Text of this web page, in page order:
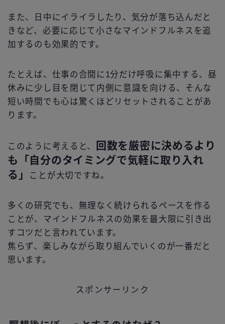
また、日中にイライラしたり、気分が落ち込んだと
きなど、必要に応じて小さなマインドフルネスを追
加するのも効果的です。
たとえば、仕事の合間に1分だけ呼吸に集中する、昼
休みに少し目を閉じて内側に意識を向ける、そんな
短い時間でも心は驚くほどリセットされることがあ
ります。
このように考えると、
回数を厳密に決めるより
も「自分のタイミングで気軽に取り入れ
る」
ことが大切ですね。
多くの研究でも、無理なく続けられるペースを作る
ことが、マインドフルネスの効果を最大限に引き出
すコツだと言われています。
焦らず、楽しみながら取り組んでいくのが一番だと
思います。
スポンサーリンク